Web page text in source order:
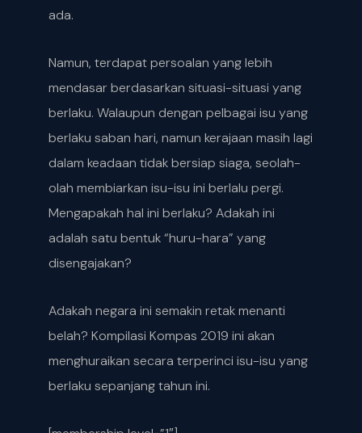
ada.
Namun, terdapat persoalan yang lebih
mendasar berdasarkan situasi-situasi yang
berlaku. Walaupun dengan pelbagai isu yang
berlaku saban hari, namun kerajaan masih lagi
dalam keadaan tidak bersiap siaga, seolah-
olah membiarkan isu-isu ini berlalu pergi.
Mengapakah hal ini berlaku? Adakah ini
adalah satu bentuk “huru-hara” yang
disengajakan?
Adakah negara ini semakin retak menanti
belah? Kompilasi Kompas 2019 ini akan
menghuraikan secara terperinci isu-isu yang
berlaku sepanjang tahun ini.